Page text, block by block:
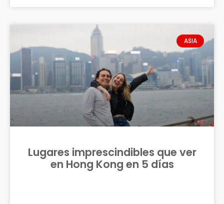
ASIA
Lugares imprescindibles que ver
en Hong Kong en 5 días